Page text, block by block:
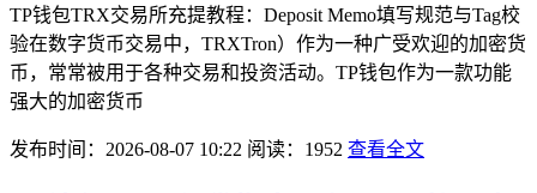
TP钱包TRX交易所充提教程：Deposit Memo填写规范与Tag校
验在数字货币交易中，TRXTron）作为一种广受欢迎的加密货
币，常常被用于各种交易和投资活动。TP钱包作为一款功能
强大的加密货币
发布时间：2026-08-07 10:22 阅读：1952 查看全文